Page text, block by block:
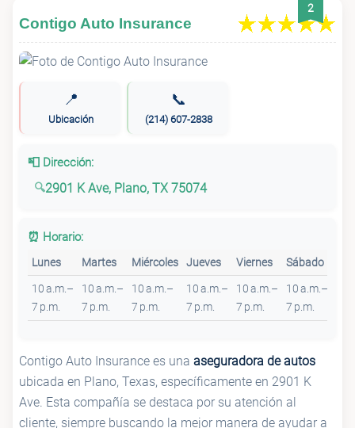
2
Contigo Auto Insurance
📍
Ubicación
📞
(214) 607-2838
📮 Dirección:
2901 K Ave, Plano, TX 75074
⏰ Horario:
Lunes Martes Miércoles Jueves Viernes Sábado
10 a.m.–
7 p.m.
10 a.m.–
7 p.m.
10 a.m.–
7 p.m.
10 a.m.–
7 p.m.
10 a.m.–
7 p.m.
10 a.m.–
7 p.m.
Contigo Auto Insurance es una aseguradora de autos
ubicada en Plano, Texas, específicamente en 2901 K
Ave. Esta compañía se destaca por su atención al
cliente, siempre buscando la mejor manera de ayudar a